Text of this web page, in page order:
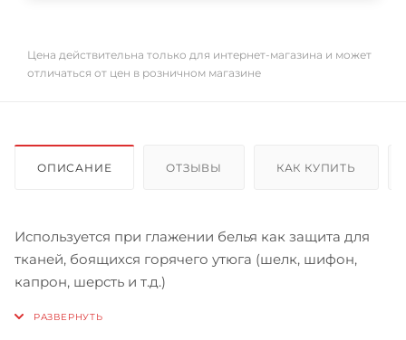
Цена действительна только для интернет-магазина и может
отличаться от цен в розничном магазине
ОПИСАНИЕ ОТЗЫВЫ КАК КУПИТЬ
Используется при глажении белья как защита для
тканей, боящихся горячего утюга (шелк, шифон,
капрон, шерсть и т.д.)